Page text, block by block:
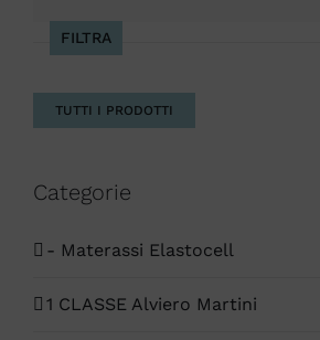
FILTRA
TUTTI I PRODOTTI
Categorie
- Materassi Elastocell
1 CLASSE Alviero Martini